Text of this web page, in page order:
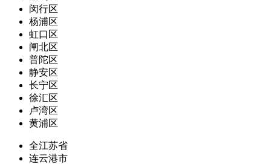
闵行区
杨浦区
虹口区
闸北区
普陀区
静安区
长宁区
徐汇区
卢湾区
黄浦区
全江苏省
连云港市